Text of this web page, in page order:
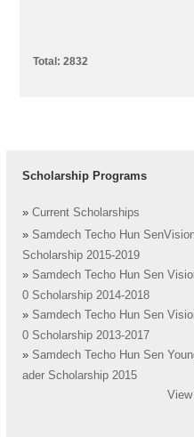
Total: 2832
Scholarship Programs
» Current Scholarships
» Samdech Techo Hun
Scholarship 2015-2019
» Samdech Techo Hun Sen
0 Scholarship 2014-2018
» Samdech Techo Hun Sen
0 Scholarship 2013-2017
» Samdech Techo Hun Sen
ader Scholarship 2015
View